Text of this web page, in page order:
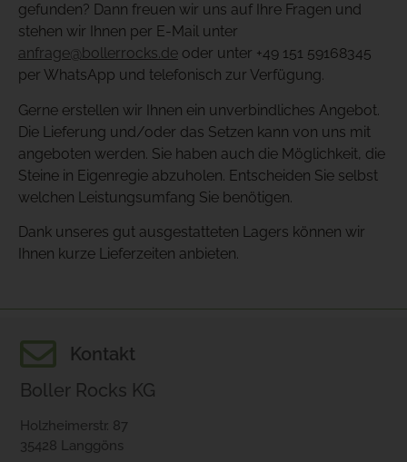
gefunden? Dann freuen wir uns auf Ihre Fragen und
stehen wir Ihnen per E-Mail unter
anfrage@bollerrocks.de oder unter +49 151 59168345
per WhatsApp und telefonisch zur Verfügung.
Gerne erstellen wir Ihnen ein unverbindliches Angebot.
Die Lieferung und/oder das Setzen kann von uns mit
angeboten werden. Sie haben auch die Möglichkeit, die
Steine in Eigenregie abzuholen. Entscheiden Sie selbst
welchen Leistungsumfang Sie benötigen.
Dank unseres gut ausgestatteten Lagers können wir
Ihnen kurze Lieferzeiten anbieten.
Kontakt
Boller Rocks KG
Holzheimerstr. 87
35428 Langgöns